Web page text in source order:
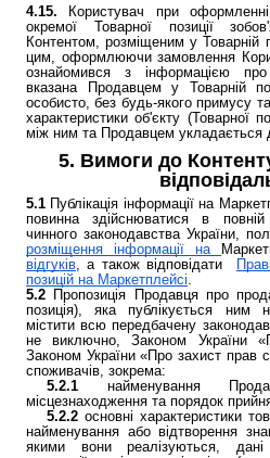
4.15.
Користувач при
окремої Товарної позиції
Контентом, розміщеним у Товарній
цим, оформлюючи замовлення
ознайомився з інформацією
вказана Продавцем у Товарній
особисто, без будь-якого примусу
характеристики об'єкту (Товарної
між ним та Продавцем укладається
5. Вимоги до
5.1 Публікація інформації на
повинна здійснюватися в
чинного законодавства України,
розміщення інформації на
відгуків, а також відповідати
позицій на Маркетплейсі.
5.2 Пропозиція Продавця про
позиція), яка публікується ним
містити всю передбачену
не виключно, Законом України
Законом України «Про захист прав
споживачів, зокрема:
5.2.1 найменування
місцезнаходження та порядок
5.2.2основні характеристики
найменування або відтворення
якими вони реалізуються, дані